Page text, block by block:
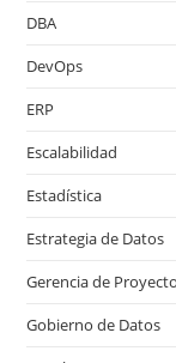
DBA
DevOps
ERP
Escalabilidad
Estadística
Estrategia de Datos
Gerencia de
Gobierno de Datos